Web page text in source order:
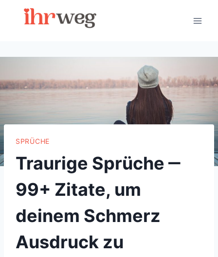
SPRÜCHE
Traurige Sprüche ‒
99+ Zitate, um
deinem Schmerz
Ausdruck zu